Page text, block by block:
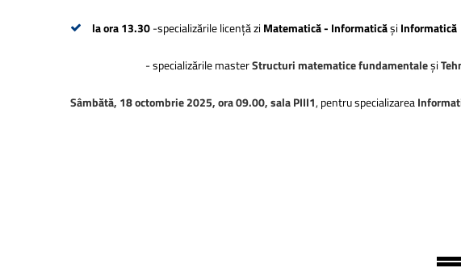
la ora 13.30-specializările licență zi Matematică - Informaticăși Informatică
- specializările masterStructuri matematice fundamentaleși
Sâmbătă, 18 octombrie 2025, ora 09.00, sala PIII1, pentru specializarea